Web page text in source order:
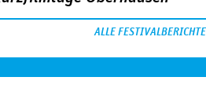
ALLE FESTIVALBERICHTE